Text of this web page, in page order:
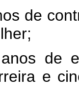
de
de
e